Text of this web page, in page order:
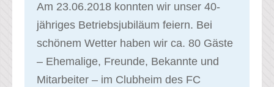
Am 23.06.2018 konnten wir unser 40-
jähriges Betriebsjubiläum feiern. Bei
schönem Wetter haben wir ca. 80 Gäste
– Ehemalige, Freunde, Bekannte und
Mitarbeiter – im Clubheim des FC